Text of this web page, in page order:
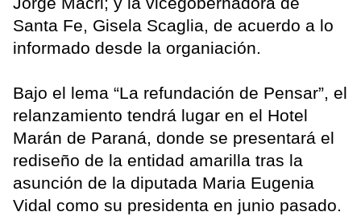
Santa Fe, Gisela Scaglia, de acuerdo a lo
informado desde la organiación.
Bajo el lema “La refundación de Pensar”, el
relanzamiento tendrá lugar en el Hotel
Marán de Paraná, donde se presentará el
rediseño de la entidad amarilla tras la
asunción de la diputada Maria Eugenia
Vidal como su presidenta en junio pasado.